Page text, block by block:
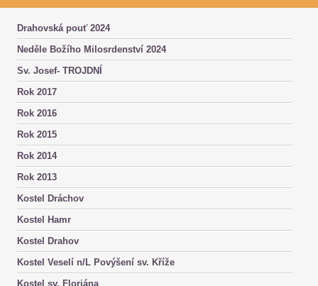
Drahovská pouť 2024
Neděle Božího Milosrdenství 2024
Sv. Josef- TROJDNÍ
Rok 2017
Rok 2016
Rok 2015
Rok 2014
Rok 2013
Kostel Dráchov
Kostel Hamr
Kostel Drahov
Kostel Veselí n/L Povýšení sv. Kříže
Kostel sv. Floriána